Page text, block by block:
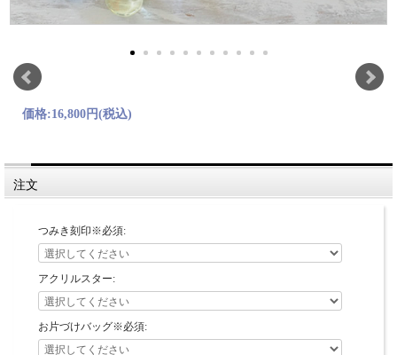
価格:16,800円(税込)
注文
つみき刻印※必須:
アクリルスター:
お片づけバッグ※必須: